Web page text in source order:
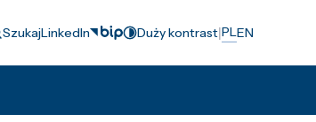
SzukajLinkedIn Duży kontrast|PLEN